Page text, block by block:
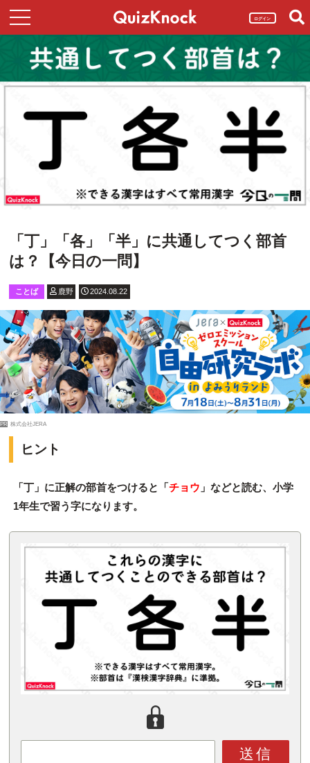
ログイン
「丁」「各」「半」に共通してつく部首
は？【今日の一問】
ことば 鹿野 2024.08.22
PR 株式会社JERA
ヒント
「丁」に正解の部首をつけると「チョウ 」などと読む、小学
1年生で習う字になります。
送信